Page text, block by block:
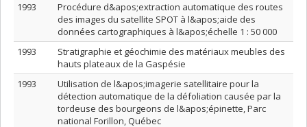
1993
Procédure d&apos;extraction automatique des routes
des images du satellite SPOT à l&apos;aide des
données cartographiques à l&apos;échelle 1 : 50 000
1993
Stratigraphie et géochimie des matériaux meubles des
hauts plateaux de la Gaspésie
1993
Utilisation de l&apos;imagerie satellitaire pour la
détection automatique de la défoliation causée par la
tordeuse des bourgeons de l&apos;épinette, Parc
national Forillon, Québec